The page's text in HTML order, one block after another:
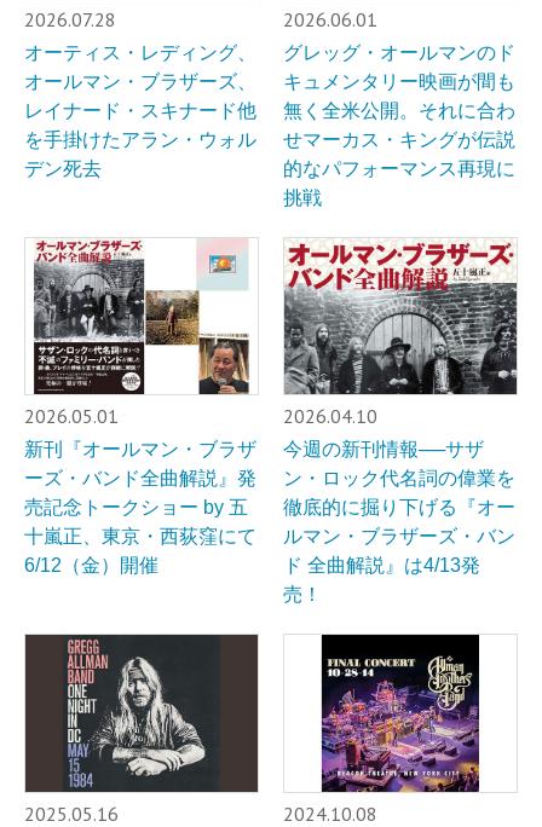
2026.07.28
オーティス・レディング、
オールマン・ブラザーズ、
レイナード・スキナード他
を手掛けたアラン・ウォル
デン死去
2026.06.01
グレッグ・オールマンのド
キュメンタリー映画が間も
無く全米公開。それに合わ
せマーカス・キングが伝説
的なパフォーマンス再現に
挑戦
2026.05.01
新刊『オールマン・ブラザ
ーズ・バンド全曲解説』発
売記念トークショー by 五
十嵐正、東京・西荻窪にて
6/12（金）開催
2026.04.10
今週の新刊情報──サザ
ン・ロック代名詞の偉業を
徹底的に掘り下げる『オー
ルマン・ブラザーズ・バン
ド 全曲解説』は4/13発
売！
2025.05.16 2024.10.08